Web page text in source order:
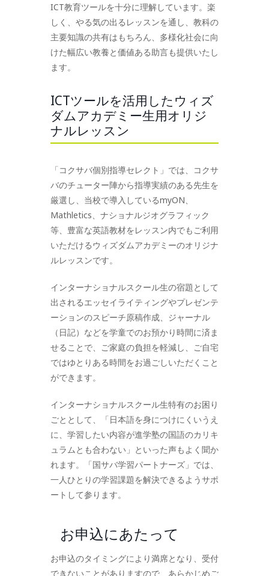
ICT教育ツールを十分に理解しています。楽
しく、やる気の出るレッスンを通し、教科の
主要知識の共有はもちろん、多様化社会に向
けた幅広い教養と価値ある助言も提供いたし
ます。
ICTツールを活用したウィズ
ダムアカデミー生用オリジ
ナルレッスン
「コクサバ個別指導セレクト」では、コクサ
バのチューター陣から指導実績のある先生を
厳選し、当校で導入しているmyON、
Mathletics、ナショナルジオグラフィック
等、豊富な英語教材をレッスン内でもご利用
いただけるウィズダムアカデミーのオリジナ
ルレッスンです。
インターナショナルスクール生の宿題として
出されるエッセイライティングやプレゼンテ
ーションのスピーチ原稿作成、ジャーナル
（日記）などを学童でのお預かり時間に済ま
せることで、ご家庭の負担を軽減し、ご自宅
ではゆとりある時間をお過ごしいただくこと
ができます。
インターナショナルスクール生特有のお困り
ごととして、「日本語を身につけにくいうえ
に、学習したい内容が進学塾の国語のカリキ
ュラムとも合わない」といった声もよく聞か
れます。「国サバ学習パートナーズ」では、
一人ひとりの学習課題を解決できるようサポ
ートして参ります。
お申込にあたって
お申込のタイミングにより満席となり、受付
できないことがありますので、あらかじめご